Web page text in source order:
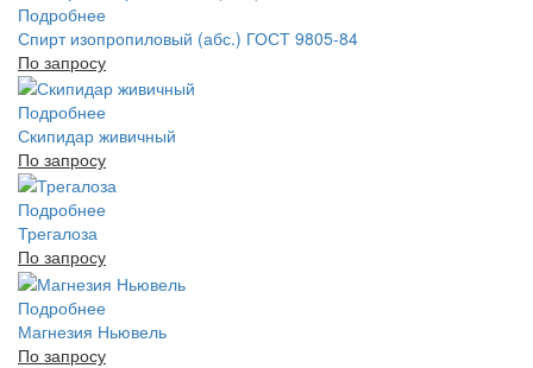
Подробнее
Спирт изопропиловый (абс.) ГОСТ 9805-84
По запросу
Подробнее
Скипидар живичный
По запросу
Подробнее
Трегалоза
По запросу
Подробнее
Магнезия Ньювель
По запросу